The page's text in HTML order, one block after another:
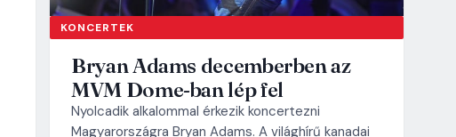
KONCERTEK
Bryan Adams decemberben az
MVM Dome-ban lép fel
Nyolcadik alkalommal érkezik koncertezni
Magyarországra Bryan Adams. A világhírű kanadai